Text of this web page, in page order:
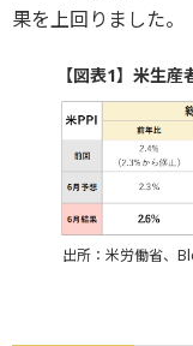
果を上回りました。
【図表1】米生
出所：米労働省、